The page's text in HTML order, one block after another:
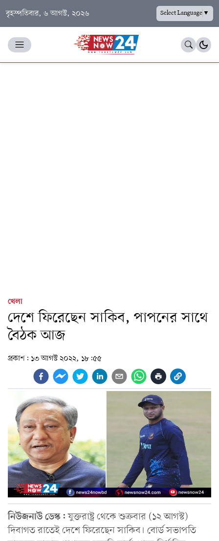
বৃহস্পতিবার, ৬ আগস্ট, ২০২৬ Select Language▼
খেলা
দেশে ফিরেছেন সাকিব, পাপনের সাথে
বৈঠক আজ
প্রকাশ: ১৩ আগস্ট ২০২২, ১৮:৫৫
নিউজনাউ ডেস্ক:যুক্তরাষ্ট্র থেকে শুক্রবার (১২ আগস্ট)
দিবাগত রাতেই দেশে ফিরেছেন সাকিব। বোর্ড সভাপতি